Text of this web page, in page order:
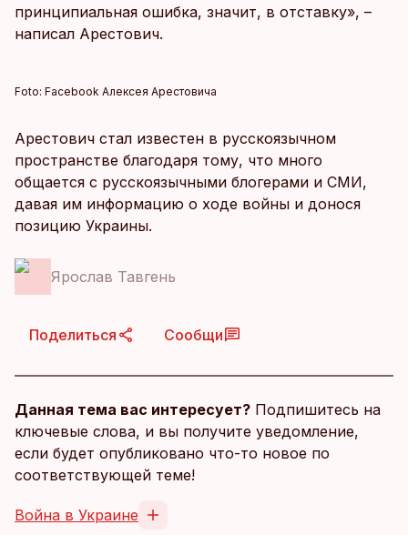
принципиальная ошибка, значит, в отставку», –
написал Арестович.
Foto: Facebook Алексея Арестовича
Арестович стал известен в русскоязычном
пространстве благодаря тому, что много
общается с русскоязычными блогерами и СМИ,
давая им информацию о ходе войны и донося
позицию Украины.
Ярослав Тавгень
Поделиться Сообщи
Данная тема вас интересует? Подпишитесь на
ключевые слова, и вы получите уведомление,
если будет опубликовано что-то новое по
соответствующей теме!
Война в Украине